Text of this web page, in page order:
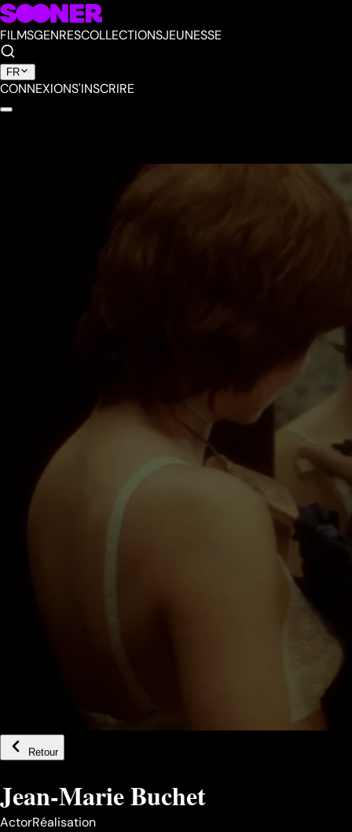
FILMSGENRESCOLLECTIONSJEUNESSE
FR
CONNEXIONS'INSCRIRE
Retour
Jean-Marie Buchet
ActorRéalisation